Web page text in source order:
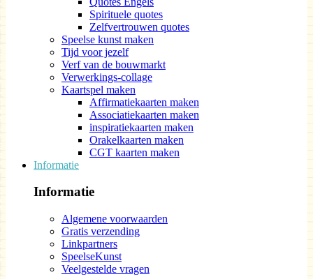
Spirituele quotes
Zelfvertrouwen quotes
Speelse kunst maken
Tijd voor jezelf
Verf van de bouwmarkt
Verwerkings-collage
Kaartspel maken
Affirmatiekaarten maken
Associatiekaarten maken
inspiratiekaarten maken
Orakelkaarten maken
CGT kaarten maken
Informatie
Informatie
Algemene voorwaarden
Gratis verzending
Linkpartners
SpeelseKunst
Veelgestelde vragen